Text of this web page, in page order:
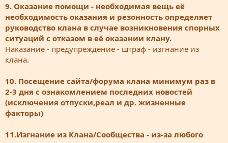
9. Оказание помощи - необходимая вещь её
необходимость оказания и резонность определяет
руководство клана в случае возникновения спорных
ситуаций с отказом в её оказании клану.
Наказание - предупреждение - штраф - изгнание из
клана.
10. Посещение сайта/форума клана минимум раз в
2-3 дня с ознакомлением последних новостей
(исключения отпуски,реал и др. жизненные
факторы)
11.Изгнание из Клана/Сообщества - из-за любого